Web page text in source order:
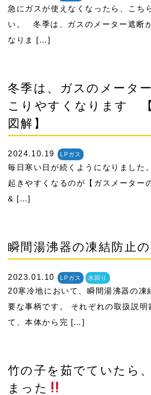
急にガスが使えなくなったら、こち
い。 冬季は、ガスのメーター遮断
なりま […]
冬季は、ガスのメータ
こりやすくなります
図解】
2024.10.19 LPガス
毎日寒い日が続くようになりました
起きやすくなるのが【ガスメーター
& […]
瞬間湯沸器の凍結防止
2023.01.10 LPガス 水回り
20寒冷地において、瞬間湯沸器の凍
要な事柄です。 それぞれの取扱説明
て、本体から完 […]
竹の子を茹でていたら
まった